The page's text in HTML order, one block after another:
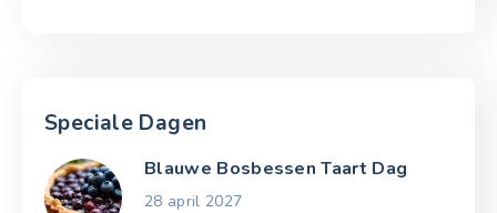
Speciale Dagen
Blauwe Bosbessen Taart Dag
28 april 2027